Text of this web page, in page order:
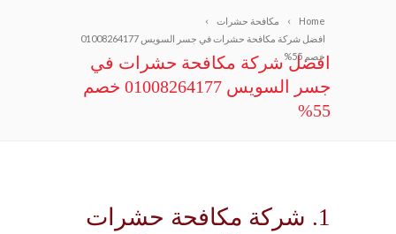
Home
مكافحة حشرات
افضل شركة مكافحة حشرات في جسر السويس 01008264177
خصم 55%
افضل شركة مكافحة حشرات في
جسر السويس 01008264177 خصم
55%
1. شركة مكافحة حشرات